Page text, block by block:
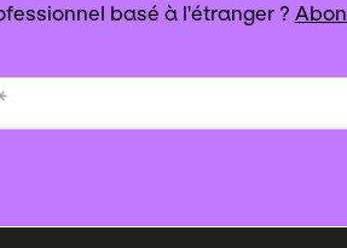
basé à l'étranger ?